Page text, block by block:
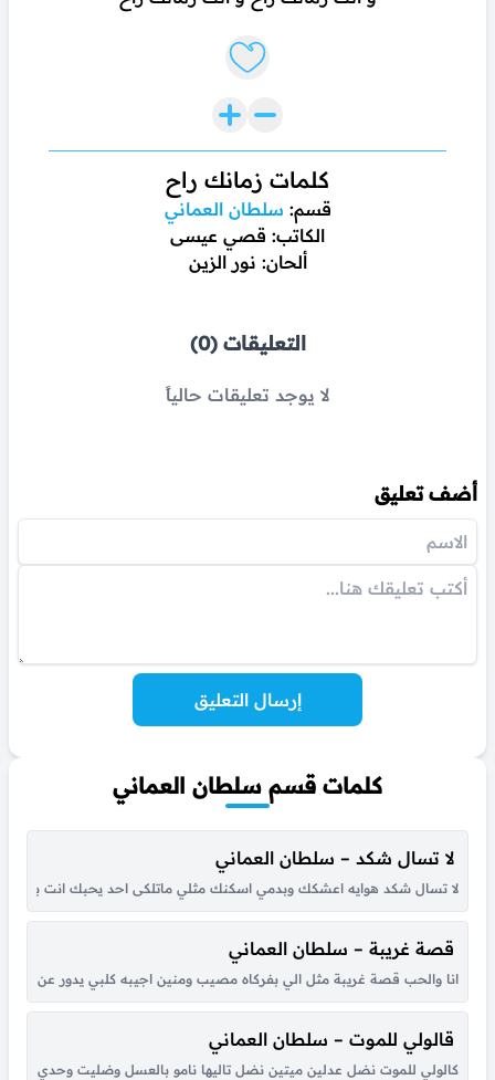
Like lyrics
كلمات زمانك راح
قسم: سلطان العماني
الكاتب: قصي عيسى
ألحان: نور الزين
التعليقات (0)
لا يوجد تعليقات حالياً
أضف تعليق
إرسال التعليق
كلمات قسم سلطان العماني
لا تسال شكد – سلطان العماني
لا تسال شكد هوايه اعشكك وبدمي اسكنك مثلي ماتلكى احد يحبك انت
قصة غريبة – سلطان العماني
انا والحب قصة غريبة مثل الي بفركاه مصيب ومنين اجيبه كلبي يدور عن
قالولي للموت – سلطان العماني
كالولي للموت نضل عدلين ميتين نضل تاليها نامو بالعسل وضليت وحدي